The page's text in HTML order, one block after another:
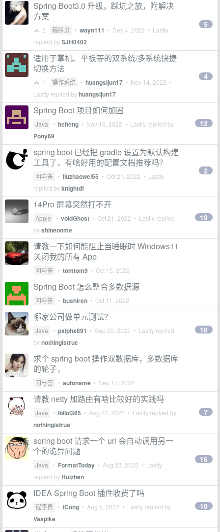
Spring Boot3.0 升级，踩坑之旅，附解决
方案
2 程序员 • wayn111 • Dec 4, 2022 • Lastly
replied bySJH0402
5
适用于掌机、平板等的双系统/多系统快捷
切换方法
1 操作系统 • huangsijun17 • Nov 14, 2022 •
Lastly replied byhuangsijun17
4
Spring Boot 项目如何加固
Java • hcheng • Nov 16, 2022 • Lastly replied by
Pony69
12
spring boot 已经把 gradle 设置为默认构建
工具了，有啥好用的配置文档推荐吗？
问与答 • liuzhaowei55 • Oct 21, 2022 • Lastly
replied byknightdf
2
14Pro 屏幕突然打不开
Apple • voidGhost • Oct 21, 2022 • Lastly replied
byshineonme
19
请教一下如何能阻止当睡眠时 Windows11
关闭我的所有 App
问与答 • tomtom9 • Oct 15, 2022
Spring Boot 怎么整合多数据源
问与答 • bushiren • Oct 11, 2022
哪家公司做单元测试？
Java • pxiphx891 • Sep 20, 2022 • Lastly replied
bynothingistrue
10
求个 spring boot 操作双数据库，多数据库
的轮子，
问与答 • autoname • Sep 17, 2022
请教 netty 加路由有啥比较好的实践吗
Java • lbllol365 • Aug 22, 2022 • Lastly replied by
nothingistrue
7
spring boot 请求一个 url 会自动调用另一
个的诡异问题
Java • FormatToday • Aug 23, 2022 • Lastly
replied byHuizhen
16
IDEA Spring Boot 插件收费了吗
程序员 • iCong • Aug 5, 2022 • Lastly replied by
Vaspike
10